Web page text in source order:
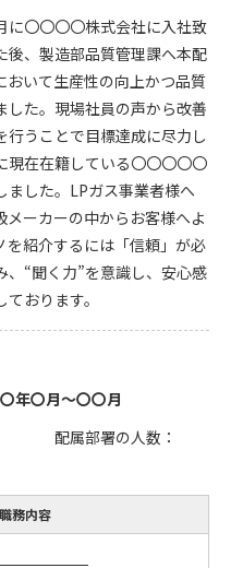
に〇〇〇〇株式会社に入社致
後、製造部品質管理課へ本配
いて生産性の向上かつ品質
した。現場社員の声から改善
うことで目標達成に尽力し
現在在籍している〇〇〇〇〇
ました。LPガス事業者様へ
ーカーの中からお客様へよ
を紹介するには「信頼」が必
、“聞く力”を意識し、安心感
おります。
年〇月～〇〇月
属部署の人数：
職務内容
業